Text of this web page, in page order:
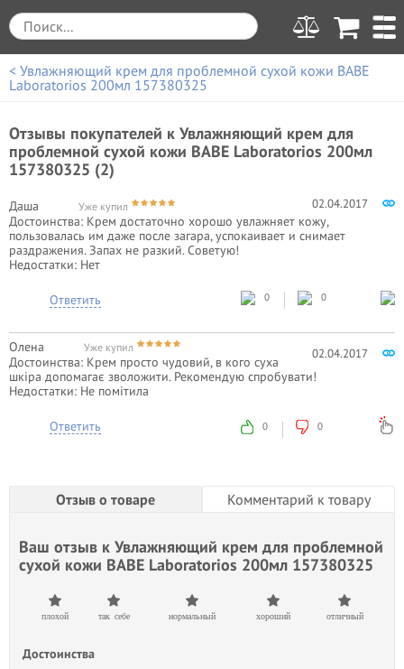
< Увлажняющий крем для проблемной сухой кожи BABE
Laboratorios 200мл 157380325
Отзывы покупателей к Увлажняющий крем для
проблемной сухой кожи BABE Laboratorios 200мл
157380325 (2)
02.04.2017
Даша Уже купил
Достоинства: Крем достаточно хорошо увлажняет кожу,
пользовалась им даже после загара, успокаивает и снимает
раздражения. Запах не разкий. Советую!
Недостатки: Нет
Ответить 0 0
02.04.2017
Олена Уже купил
Достоинства: Крем просто чудовий, в кого суха
шкіра допомагає зволожити. Рекомендую спробувати!
Недостатки: Не помітила
Ответить 0 0
Отзыв о товаре Комментарий к товару
Ваш отзыв к Увлажняющий крем для проблемной
сухой кожи BABE Laboratorios 200мл 157380325
плохой так себе нормальный хороший отличный
Достоинства